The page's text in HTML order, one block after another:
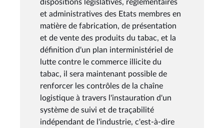
dispositions législatives, réglementaires
et administratives des Etats membres en
matière de fabrication, de présentation
et de vente des produits du tabac, et la
définition d'un plan interministériel de
lutte contre le commerce illicite du
tabac, il sera maintenant possible de
renforcer les contrôles de la chaîne
logistique à travers l'instauration d'un
système de suivi et de traçabilité
indépendant de l'industrie, c'est-à-dire